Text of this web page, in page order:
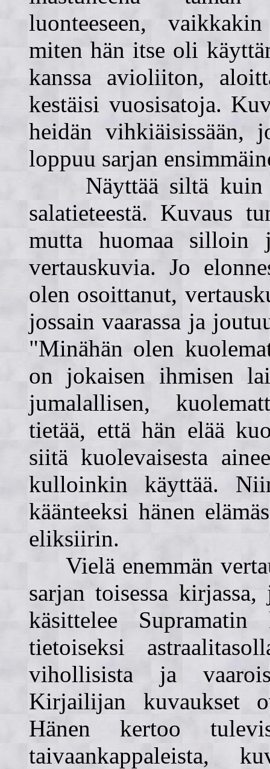
luonteeseen,
miten hän itse oli
kanssa avioliiton,
kestäisi vuosisatoja.
heidän vihkiäisissään,
loppuu sarjan
Näyttää siltä kuin
salatieteestä. Kuvaus
mutta huomaa silloin
vertauskuvia. Jo
olen osoittanut,
jossain vaarassa ja
"Minähän olen
on jokaisen ihmisen
jumalallisen,
tietää, että hän elää
siitä kuolevaisesta
kulloinkin käyttää.
käänteeksi hänen
eliksiirin.
Vielä enemmän
sarjan toisessa
käsittelee
tietoiseksi
vihollisista ja
Kirjailijan kuvaukset
Hänen kertoo
taivaankappaleista,